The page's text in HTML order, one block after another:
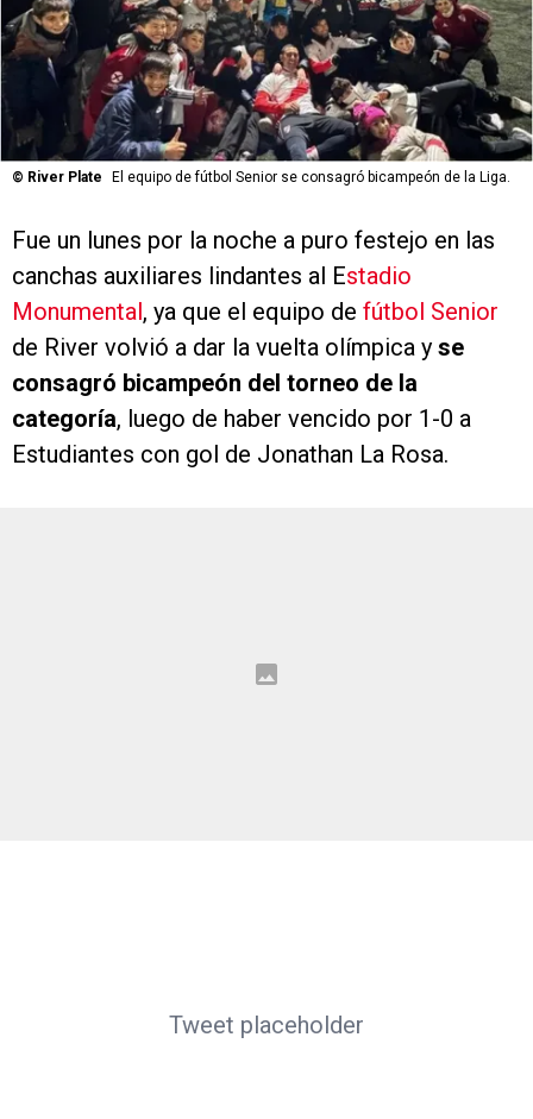
© River Plate El equipo de fútbol Senior se consagró bicampeón de la Liga.
Fue un lunes por la noche a puro festejo en las
canchas auxiliares lindantes al Estadio
Monumental, ya que el equipo de fútbol Senior
de River volvió a dar la vuelta olímpica y se
consagró bicampeón del torneo de la
categoría, luego de haber vencido por 1-0 a
Estudiantes con gol de Jonathan La Rosa.
Tweet placeholder